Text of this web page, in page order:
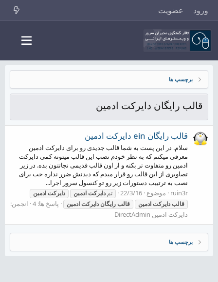
ورود عضویت
برچسپ ها
قالب رایگان دایرکت ادمین
قالب رایگان ein دایرکت ادمین
سلام. در این پست به شما قالب جدیدی رو برای دایرکت ادمین
معرفی میکنم که به نظر خودم نصب این قالب میتونه کمی دایرکت
ادمین رو متفاوت تر بکنه و از اون قالب قدیمی نجاتتون بده. در زیر
تصاویری از این قالب رو قرار میدم که دیدنش ضرر نداره خب برای
نصب به ترتییب دستورات زیر رو تو کنسول سرور اجرا...
ruin3r
موضوع 22/3/16 تم دایرکتادمین دایرکتادمین
قالبدایرکتادمین قالبرایگان دایرکتادمین پاسخ ها: 4
انجمن:
دایرکت ادمین DirectAdmin
برچسپ ها